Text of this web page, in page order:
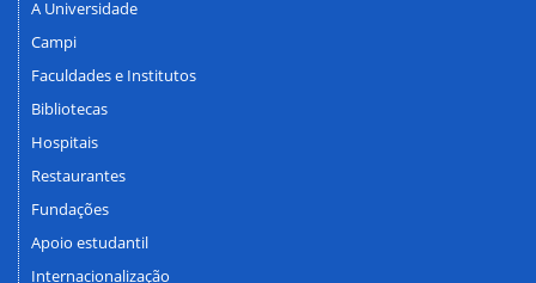
A Universidade
Campi
Faculdades e Institutos
Bibliotecas
Hospitais
Restaurantes
Fundações
Apoio estudantil
Internacionalização